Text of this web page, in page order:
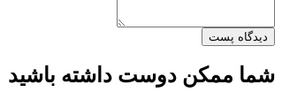
دیدگاه پست
شما ممکن دوست داشته باشید